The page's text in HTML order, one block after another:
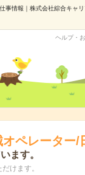
事情報｜株式会社綜合キ
ヘルプ・
オペレーター/
ます。
けます。